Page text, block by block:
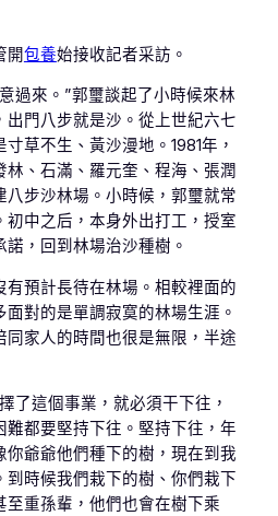
開包養始接收記者采訪。
過來。”郭璽談起了小時候來林
門八步就是沙。從上世紀六七
草不生、黃沙漫地。1981年，
、石滿、羅元奎、程海、張潤
步沙林場。小時候，郭璽就常
初中之后，本身外出打工，授室
，回到林場治沙種樹。
預計長待在林場。相較裡面的
對的是單調寂寞的林場生涯。
家人的時間也很是無限，半途
了這個事業，就必須干下往，
都要堅持下往。堅持下往，年
爺爺他們種下的樹，現在到我
時候我們栽下的樹、你們栽下
至重孫輩，他們也會在樹下乘